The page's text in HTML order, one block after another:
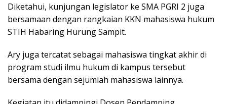
Diketahui, kunjungan legislator ke SMA PGRI 2 juga
bersamaan dengan rangkaian KKN mahasiswa hukum
STIH Habaring Hurung Sampit.
Ary juga tercatat sebagai mahasiswa tingkat akhir di
program studi ilmu hukum di kampus tersebut
bersama dengan sejumlah mahasiswa lainnya.